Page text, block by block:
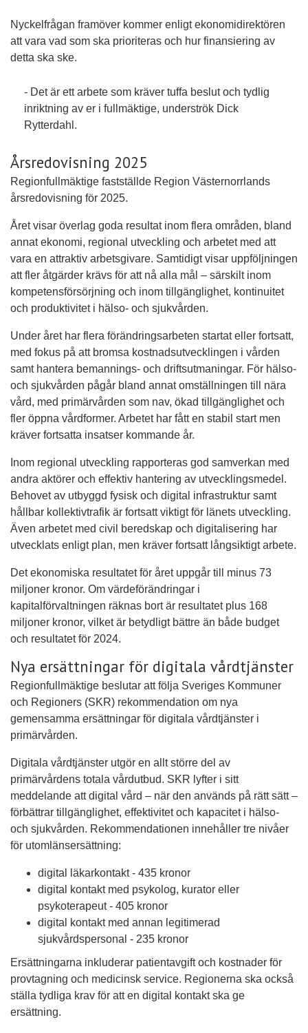
Nyckelfrågan framöver kommer enligt ekonomidirektören
att vara vad som ska prioriteras och hur finansiering av
detta ska ske.
- Det är ett arbete som kräver tuffa beslut och tydlig
inriktning av er i fullmäktige, underströk Dick
Rytterdahl.
Årsredovisning 2025
Regionfullmäktige fastställde Region Västernorrlands
årsredovisning för 2025.
Året visar överlag goda resultat inom flera områden, bland
annat ekonomi, regional utveckling och arbetet med att
vara en attraktiv arbetsgivare. Samtidigt visar uppföljningen
att fler åtgärder krävs för att nå alla mål – särskilt inom
kompetensförsörjning och inom tillgänglighet, kontinuitet
och produktivitet i hälso- och sjukvården.
Under året har flera förändringsarbeten startat eller fortsatt,
med fokus på att bromsa kostnadsutvecklingen i vården
samt hantera bemannings- och driftsutmaningar. För hälso-
och sjukvården pågår bland annat omställningen till nära
vård, med primärvården som nav, ökad tillgänglighet och
fler öppna vårdformer. Arbetet har fått en stabil start men
kräver fortsatta insatser kommande år.
Inom regional utveckling rapporteras god samverkan med
andra aktörer och effektiv hantering av utvecklingsmedel.
Behovet av utbyggd fysisk och digital infrastruktur samt
hållbar kollektivtrafik är fortsatt viktigt för länets utveckling.
Även arbetet med civil beredskap och digitalisering har
utvecklats enligt plan, men kräver fortsatt långsiktigt arbete.
Det ekonomiska resultatet för året uppgår till minus 73
miljoner kronor. Om värdeförändringar i
kapitalförvaltningen räknas bort är resultatet plus 168
miljoner kronor, vilket är betydligt bättre än både budget
och resultatet för 2024.
Nya ersättningar för digitala vårdtjänster
Regionfullmäktige beslutar att följa Sveriges Kommuner
och Regioners (SKR) rekommendation om nya
gemensamma ersättningar för digitala vårdtjänster i
primärvården.
Digitala vårdtjänster utgör en allt större del av
primärvårdens totala vårdutbud. SKR lyfter i sitt
meddelande att digital vård – när den används på rätt sätt –
förbättrar tillgänglighet, effektivitet och kapacitet i hälso-
och sjukvården. Rekommendationen innehåller tre nivåer
för utomlänsersättning:
digital läkarkontakt - 435 kronor
digital kontakt med psykolog, kurator eller
psykoterapeut - 405 kronor
digital kontakt med annan legitimerad
sjukvårdspersonal - 235 kronor
Ersättningarna inkluderar patientavgift och kostnader för
provtagning och medicinsk service. Regionerna ska också
ställa tydliga krav för att en digital kontakt ska ge
ersättning.